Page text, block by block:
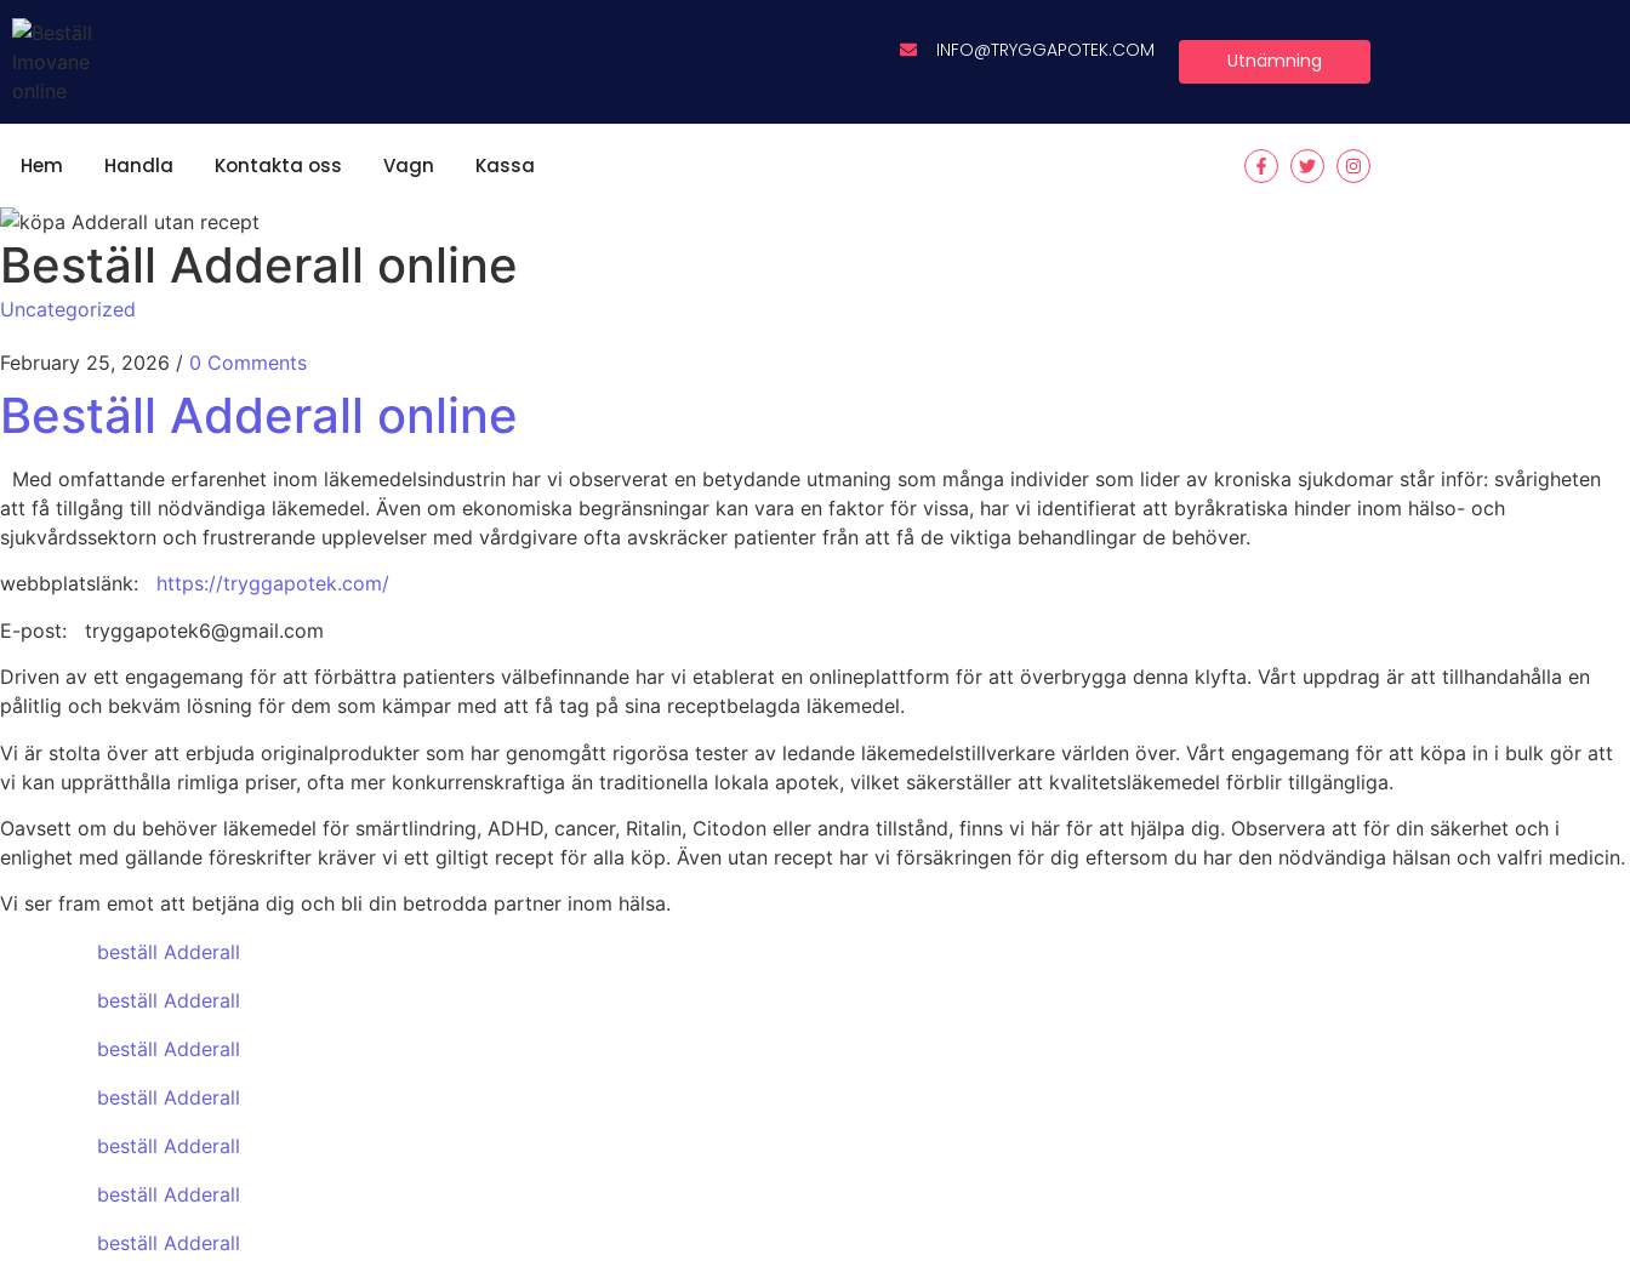
INFO@TRYGGAPOTEK.COM Utnämning
Hem Handla Kontakta oss Vagn Kassa
Beställ Adderall online
Uncategorized
February 25, 2026 / 0 Comments
Beställ Adderall online
Med omfattande erfarenhet inom läkemedelsindustrin har vi observerat en betydande utmaning som många individer som lider av kroniska sjukdomar står inför: svårigheten
att få tillgång till nödvändiga läkemedel. Även om ekonomiska begränsningar kan vara en faktor för vissa, har vi identifierat att byråkratiska hinder inom hälso- och
sjukvårdssektorn och frustrerande upplevelser med vårdgivare ofta avskräcker patienter från att få de viktiga behandlingar de behöver.
webbplatslänk: https://tryggapotek.com/
E-post: tryggapotek6@gmail.com
Driven av ett engagemang för att förbättra patienters välbefinnande har vi etablerat en onlineplattform för att överbrygga denna klyfta. Vårt uppdrag är att tillhandahålla en
pålitlig och bekväm lösning för dem som kämpar med att få tag på sina receptbelagda läkemedel.
Vi är stolta över att erbjuda originalprodukter som har genomgått rigorösa tester av ledande läkemedelstillverkare världen över. Vårt engagemang för att köpa in i bulk gör att
vi kan upprätthålla rimliga priser, ofta mer konkurrenskraftiga än traditionella lokala apotek, vilket säkerställer att kvalitetsläkemedel förblir tillgängliga.
Oavsett om du behöver läkemedel för smärtlindring, ADHD, cancer, Ritalin, Citodon eller andra tillstånd, finns vi här för att hjälpa dig. Observera att för din säkerhet och i
enlighet med gällande föreskrifter kräver vi ett giltigt recept för alla köp. Även utan recept har vi försäkringen för dig eftersom du har den nödvändiga hälsan och valfri medicin.
Vi ser fram emot att betjäna dig och bli din betrodda partner inom hälsa.
beställ Adderall
beställ Adderall
beställ Adderall
beställ Adderall
beställ Adderall
beställ Adderall
beställ Adderall